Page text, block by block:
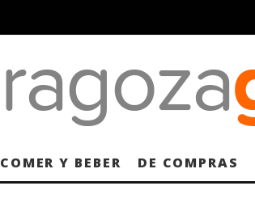
COMER Y BEBER DE COMPRAS